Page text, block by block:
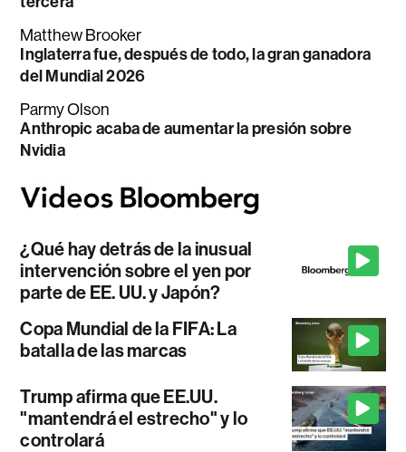
Matthew Brooker
Inglaterra fue, después de todo, la gran ganadora
del Mundial 2026
Parmy Olson
Anthropic acaba de aumentar la presión sobre
Nvidia
¿Qué hay detrás de la inusual
intervención sobre el yen por
parte de EE. UU. y Japón?
Copa Mundial de la FIFA: La
batalla de las marcas
Trump afirma que EE.UU.
"mantendrá el estrecho" y lo
controlará